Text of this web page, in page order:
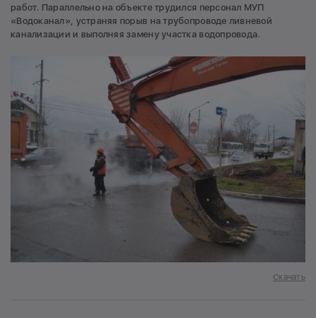
работ. Параллельно на объекте трудился персонал МУП
«Водоканал», устраняя порыв на трубопроводе ливневой
канализации и выполняя замену участка водопровода.
Скачать